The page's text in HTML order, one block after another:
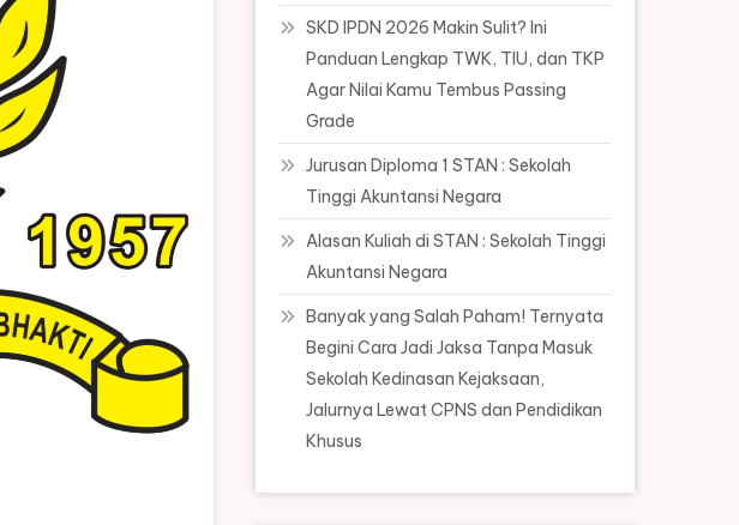
SKD IPDN 2026 Makin Sulit? Ini
Panduan Lengkap TWK, TIU, dan TKP
Agar Nilai Kamu Tembus Passing
Grade
Jurusan Diploma 1 STAN : Sekolah
Tinggi Akuntansi Negara
Alasan Kuliah di STAN : Sekolah Tinggi
Akuntansi Negara
Banyak yang Salah Paham! Ternyata
Begini Cara Jadi Jaksa Tanpa Masuk
Sekolah Kedinasan Kejaksaan,
Jalurnya Lewat CPNS dan Pendidikan
Khusus